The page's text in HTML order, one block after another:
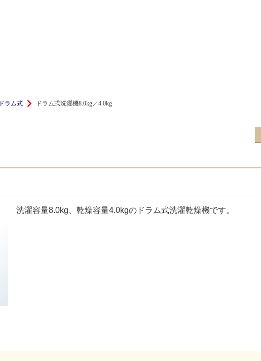
ドラム式 ドラム式洗濯機8.0kg／4.0kg
洗濯容量8.0kg、乾燥容量4.0kgのドラム式洗濯乾燥機です。